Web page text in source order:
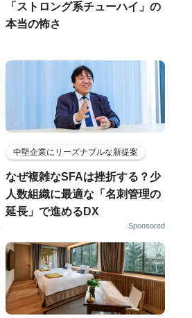
「ストロング系チューハイ」の
本当の怖さ
中堅企業にリーズナブルな新提案
なぜ複雑なSFAは挫折する？少
人数組織に最適な「名刺管理の
延長」で進めるDX
Sponsored